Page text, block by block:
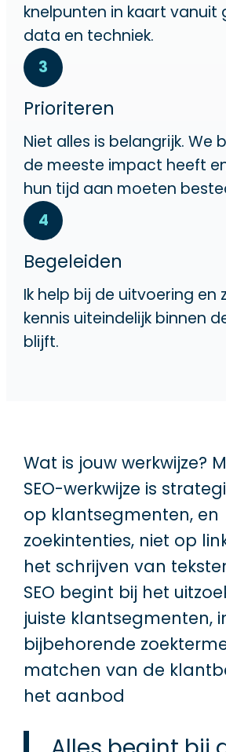
knelpunten in kaart vanuit
data en techniek.
3
Prioriteren
Niet alles is belangrijk. We
de meeste impact heeft
hun tijd aan moeten
4
Begeleiden
Ik help bij de uitvoering en
kennis uiteindelijk binnen
blijft.
Wat is jouw werkwijze?
SEO-werkwijze is
op klantsegmenten, en
zoekintenties, niet op
het schrijven van
SEO begint bij het
juiste klantsegmenten,
bijbehorende
matchen van de
het aanbod